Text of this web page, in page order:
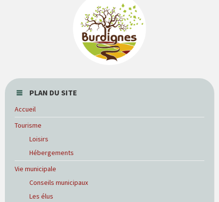
PLAN DU SITE
Accueil
Tourisme
Loisirs
Hébergements
Vie municipale
Conseils municipaux
Les élus